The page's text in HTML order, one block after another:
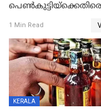
പെൺകുട്ടിയ്ക്കെതിരെ
59 വർഷം തടവും
പിഴയും ശിക്ഷ
1 Min Read
KERALA